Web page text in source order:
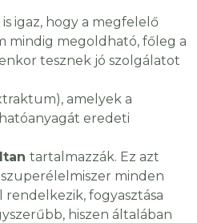
igaz, hogy a megfelelő
mindig megoldható, főleg a
tesznek jó szolgálatot
amelyek a
eredeti
tartalmazzák. Ez azt
minden
fogyasztása
hiszen általában